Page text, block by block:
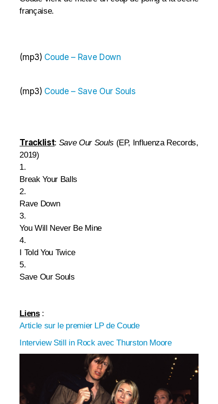
française.
(mp3) Coude – Rave Down
(mp3) Coude – Save Our Souls
Tracklist: Save Our Souls (EP, Influenza Records,
2019)
1.
Break Your Balls
2.
Rave Down
3.
You Will Never Be Mine
4.
I Told You Twice
5.
Save Our Souls
Liens:
Article sur le premier LP de Coude
Interview Still in Rock avec Thurston Moore